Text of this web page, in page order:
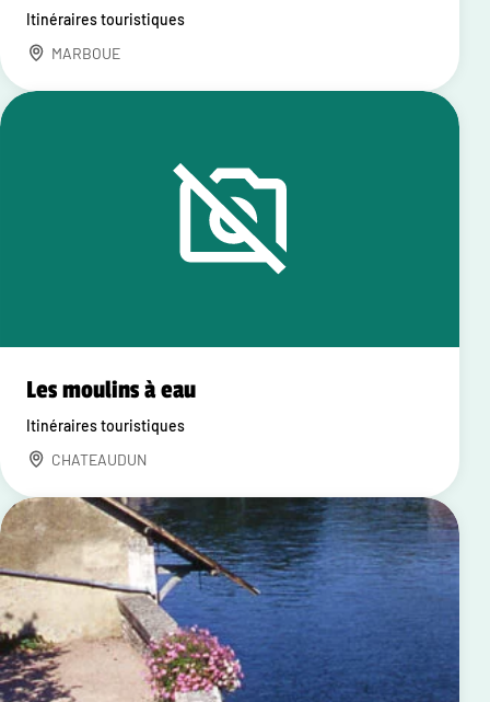
Itinéraires touristiques
MARBOUE
Les moulins à eau
Itinéraires touristiques
CHATEAUDUN